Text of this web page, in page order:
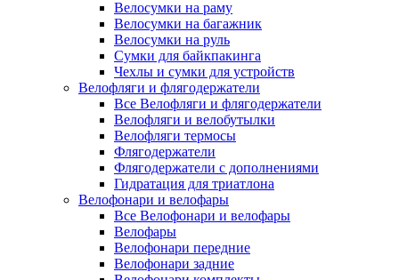
Велосумки на раму
Велосумки на багажник
Велосумки на руль
Сумки для байкпакинга
Чехлы и сумки для устройств
Велофляги и флягодержатели
Все Велофляги и флягодержатели
Велофляги и велобутылки
Велофляги термосы
Флягодержатели
Флягодержатели с дополнениями
Гидратация для триатлона
Велофонари и велофары
Все Велофонари и велофары
Велофары
Велофонари передние
Велофонари задние